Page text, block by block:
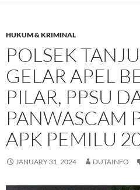
HUKUM & KRIMINAL
POLSEK
GELAR APEL
PILAR, PPSU
PANWASCAM
APK PEMILU
JANUARY 31, 2024 DUTAINFO